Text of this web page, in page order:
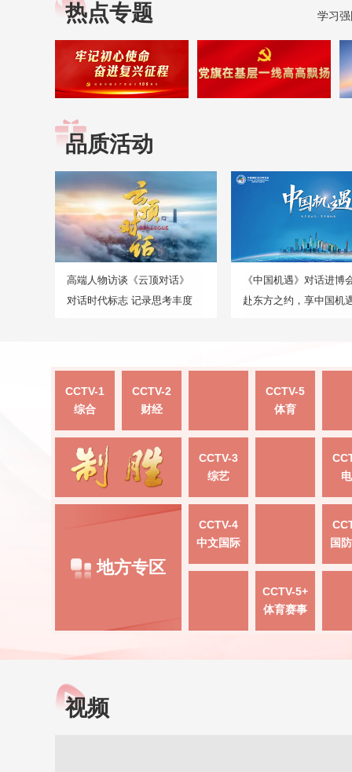
热点专题 学习
品质活动
高端人物访谈《云顶对话》
对话时代标志 记录思考丰度
《中国机遇》对话进博
赴东方之约，享中国机
CCTV-1
综合
CCTV-2
财经
CCTV-5
体育
CCTV-3
综艺
地方专区
CCTV-4
中文国际
国
CCTV-5+
体育赛事
视频